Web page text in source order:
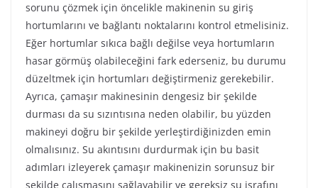
sorunu çözmek için öncelikle makinenin su giriş
hortumlarını ve bağlantı noktalarını kontrol etmelisiniz.
Eğer hortumlar sıkıca bağlı değilse veya hortumların
hasar görmüş olabileceğini fark ederseniz, bu durumu
düzeltmek için hortumları değiştirmeniz gerekebilir.
Ayrıca, çamaşır makinesinin dengesiz bir şekilde
durması da su sızıntısına neden olabilir, bu yüzden
makineyi doğru bir şekilde yerleştirdiğinizden emin
olmalısınız. Su akıntısını durdurmak için bu basit
adımları izleyerek çamaşır makinenizin sorunsuz bir
şekilde çalışmasını sağlayabilir ve gereksiz su israfını